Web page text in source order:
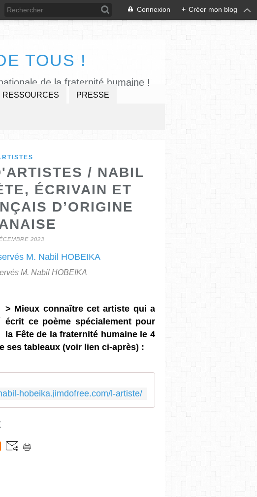
Connexion + Créer mon blog
TOUS !
de la fraternité humaine !
RESSOURCES PRESSE
/ NABIL
ÉCRIVAIN ET
D’ORIGINE
2023
M. Nabil HOBEIKA
> Mieux connaître cet artiste qui a
écrit ce poème spécialement pour
la Fête de la fraternité humaine le 4
ses tableaux (voir lien ci-après) :
hobeika.jimdofree.com/l-artiste/